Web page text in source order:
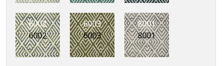
6002
6002
6003
6003
8001
8001